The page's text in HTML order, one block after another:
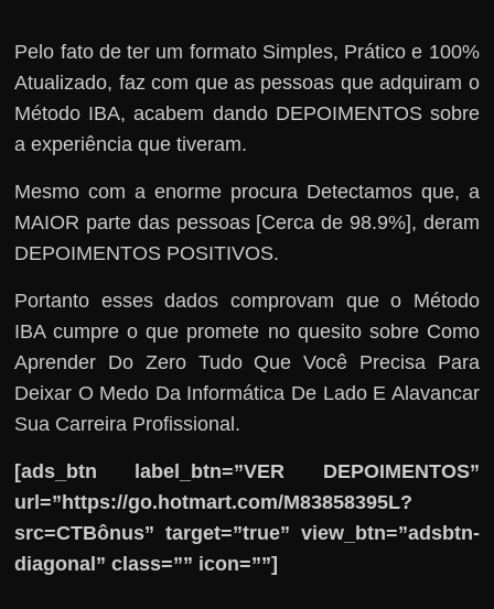
Pelo fato de ter um formato Simples, Prático e 100%
Atualizado, faz com que as pessoas que adquiram o
Método IBA, acabem dando DEPOIMENTOS sobre
a experiência que tiveram.
Mesmo com a enorme procura Detectamos que, a
MAIOR parte das pessoas [Cerca de 98.9%], deram
DEPOIMENTOS POSITIVOS.
Portanto esses dados comprovam que o Método
IBA cumpre o que promete no quesito sobre Como
Aprender Do Zero Tudo Que Você Precisa Para
Deixar O Medo Da Informática De Lado E Alavancar
Sua Carreira Profissional.
[ads_btn label_btn=”VER DEPOIMENTOS”
url=”https://go.hotmart.com/M83858395L?
src=CTBônus” target=”true” view_btn=”adsbtn-
diagonal” class=”” icon=””]